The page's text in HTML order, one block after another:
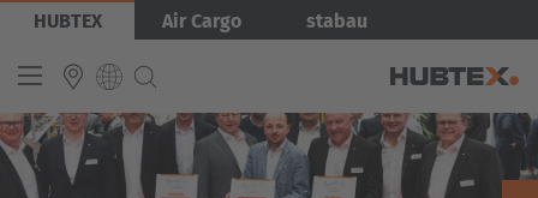
Direkt
Inhalt
HUBTEX Air Cargo stabau
INTERNATIONAL
Bild